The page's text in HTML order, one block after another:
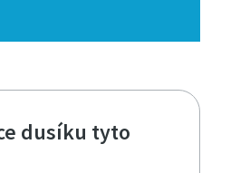
dusíku tyto